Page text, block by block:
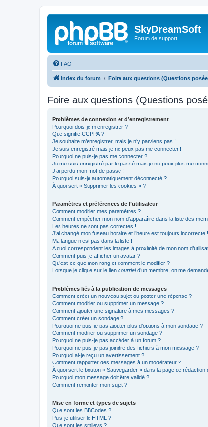
SkyDreamSoft
Forum de support
FAQ
Index du forum Foire aux questions (Questions
Foire aux questions (Questions
Problèmes de connexion et d’enregistrement
Pourquoi dois-je m’enregistrer ?
Que signifie COPPA ?
Je souhaite m’enregistrer, mais je n’y parviens pas !
Je suis enregistré mais je ne peux pas me connecter !
Pourquoi ne puis-je pas me connecter ?
Je me suis enregistré par le passé mais je ne peux plus me
J’ai perdu mon mot de passe !
Pourquoi suis-je automatiquement déconnecté ?
À quoi sert « Supprimer les cookies » ?
Paramètres et préférences de l’utilisateur
Comment modifier mes paramètres ?
Comment empêcher mon nom d’apparaître dans la liste des
Les heures ne sont pas correctes !
J’ai changé mon fuseau horaire et l’heure est toujours incorrecte !
Ma langue n’est pas dans la liste !
A quoi correspondent les images à proximité de mon nom
Comment puis-je afficher un avatar ?
Qu’est-ce que mon rang et comment le modifier ?
Lorsque je clique sur le lien courrield’un membre, on me
Problèmes liés à la publication de messages
Comment créer un nouveau sujet ou poster une réponse ?
Comment modifier ou supprimer un message ?
Comment ajouter une signature à mes messages ?
Comment créer un sondage ?
Pourquoi ne puis-je pas ajouter plus d’options à mon sondage ?
Comment modifier ou supprimer un sondage ?
Pourquoi ne puis-je pas accéder à un forum ?
Pourquoi ne puis-je pas joindre des fichiers à mon message ?
Pourquoi ai-je reçu un avertissement ?
Comment rapporter des messages à un modérateur ?
À quoi sert le bouton « Sauvegarder » dans la page de rédaction
Pourquoi mon message doit être validé ?
Comment remonter mon sujet ?
Mise en forme et types de sujets
Que sont les BBCodes ?
Puis-je utiliser le HTML ?
Que sont les smileys ?